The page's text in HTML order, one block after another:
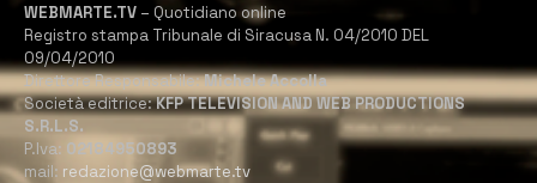
WEBMARTE.TV – Quotidiano online
Registro stampa Tribunale di Siracusa N. 04/2010 DEL
09/04/2010
Direttore Responsabile:Michele Accolla
Società editrice:KFP TELEVISION AND WEB PRODUCTIONS
S.R.L.S.
P.Iva: 02184950893
mail: redazione@webmarte.tv